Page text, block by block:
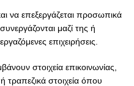
να επεξεργάζεται προσωπικά
μαζί της ή
επιχειρήσεις.
στοιχεία επικοινωνίας,
τραπεζικά στοιχεία όπου